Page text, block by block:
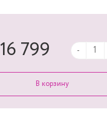
799 -